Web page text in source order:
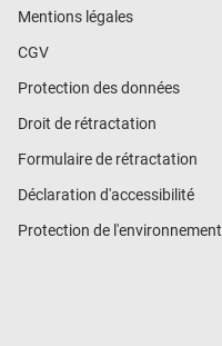
Mentions légales
CGV
Protection des données
Droit de rétractation
Formulaire de rétractation
Déclaration d'accessibilité
Protection de l'environnement